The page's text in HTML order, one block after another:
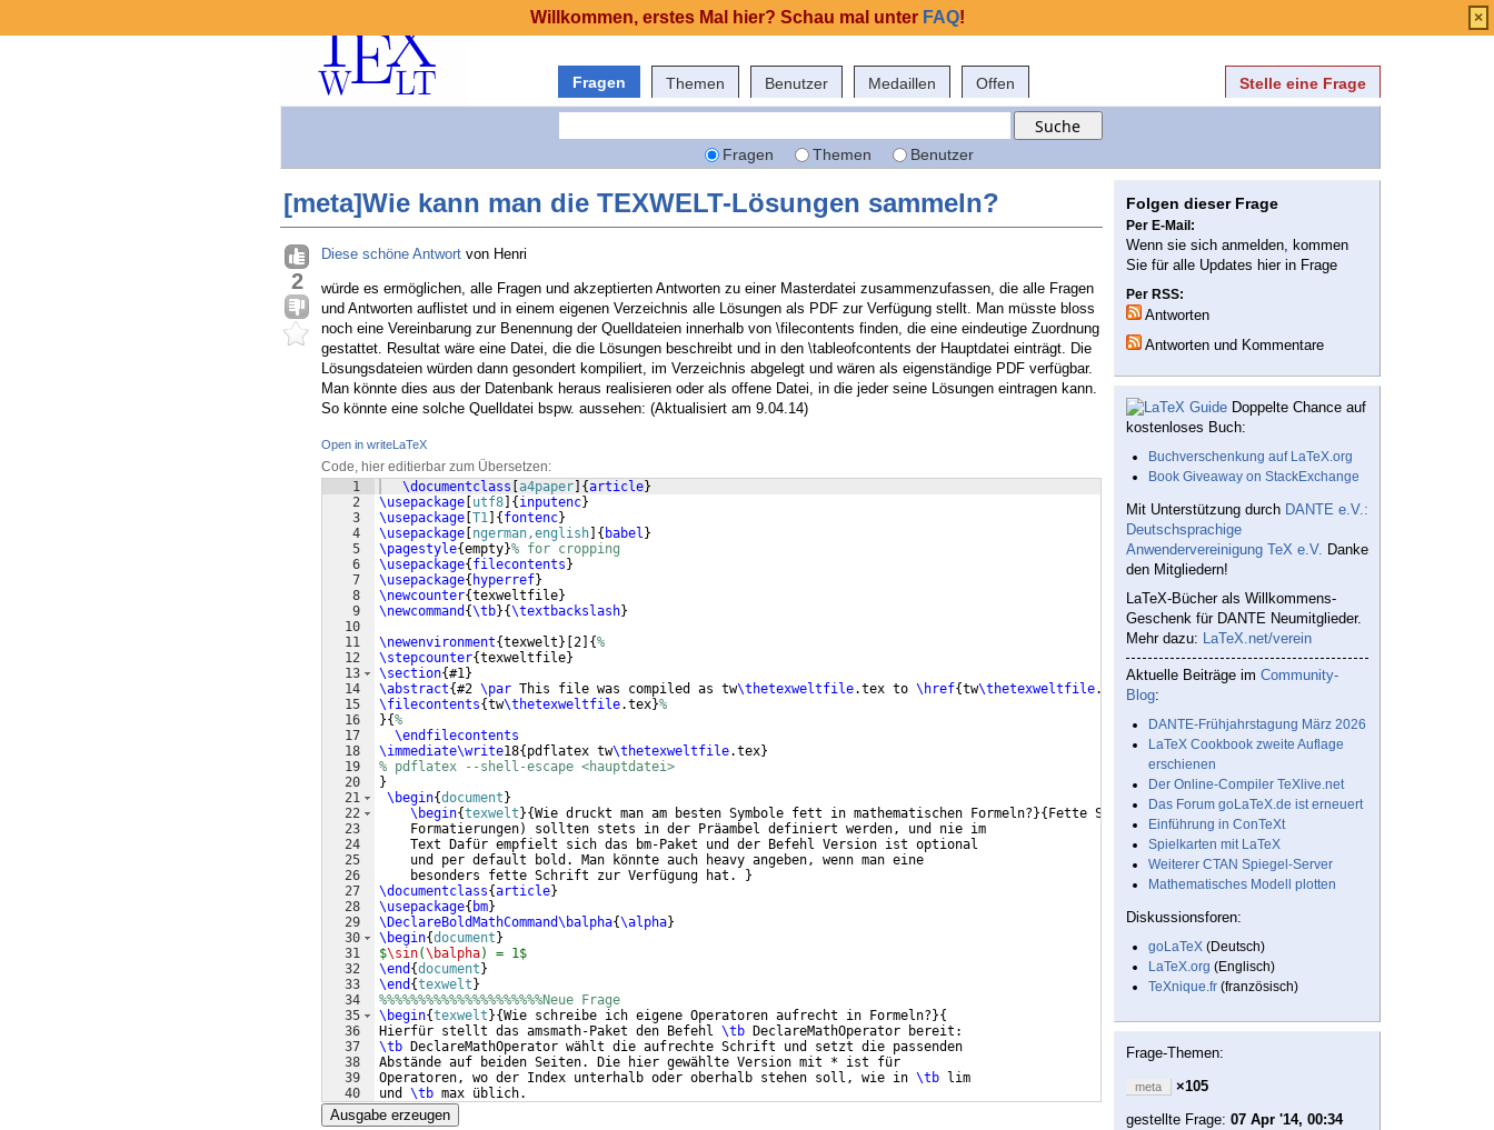
Fragen Themen Benutzer Medaillen Offen Stelle eine Frage
Fragen Themen Benutzer
[meta]Wie kann man die TEXWELT-Lösungen sammeln?
2
Diese schöne Antwort von Henri
würde es ermöglichen, alle Fragen und akzeptierten Antworten zu einer Masterdatei zusammenzufassen, die alle Fragen
und Antworten auflistet und in einem eigenen Verzeichnis alle Lösungen als PDF zur Verfügung stellt. Man müsste bloss
noch eine Vereinbarung zur Benennung der Quelldateien innerhalb von \filecontents finden, die eine eindeutige Zuordnung
gestattet. Resultat wäre eine Datei, die die Lösungen beschreibt und in den \tableofcontents der Hauptdatei einträgt. Die
Lösungsdateien würden dann gesondert kompiliert, im Verzeichnis abgelegt und wären als eigenständige PDF verfügbar.
Man könnte dies aus der Datenbank heraus realisieren oder als offene Datei, in die jeder seine Lösungen eintragen kann.
So könnte eine solche Quelldatei bspw. aussehen: (Aktualisiert am 9.04.14)
Open in writeLaTeX
Code, hier editierbar zum Übersetzen:
1
2
3
4
5
6
7
8
9
10
11
12
13
14
15
16
17
18
19
20
21
22
23
24
25
26
27
28
29
30
31
32
33
34
35
36
37
38
39
40
41
\documentclass a4paper {article}
\usepackage utf8 { inputenc}
\usepackage T1 { fontenc}
\usepackage ngerman,english { babel }
\pagestyle{empty}% for cropping
\usepackage{ filecontents }
\usepackage{ hyperref}
\newcounter{texweltfile}
\newcommand {\tb}{\textbackslash}
\newenvironment{texwelt } 2 {%
\stepcounter{texweltfile}
\section{#1}
\abstract{#2 \par This file was compiled as tw\thetexweltfile.tex to \href{tw\thetexweltfile.pdf }{tw\thetexweltfile
\filecontents{tw\thetexweltfile.tex}%
}{%
\endfilecontents
\immediate\write18{ pdflatex tw\thetexweltfile.tex}
% pdflatex --shell-escape <hauptdatei>
}
\begin{document }
\begin{texwelt }{Wie druckt man am besten Symbole fett in mathematischen Formeln? }{ Fette Symbole (und allgemein spezifische
    Formatierungen
)
sollten stets in der Präambel definiert werden, und nie im
    Text Dafür empfielt sich das bm-Paket und der Befehl Version ist optional
    und per default bold. Man könnte auch heavy angeben, wenn man eine
    besonders fette Schrift zur Verfügung hat.
}
\documentclass{article}
\usepackage{ bm}
\DeclareBoldMathCommand\balpha{\alpha}
\begin{document }
$\sin(\balpha) = 1$
\end {document }
\end {texwelt }
%%%%%%%%%%%%%%%%%%%%%Neue Frage
\begin{texwelt }{Wie schreibe ich eigene Operatoren aufrecht in Formeln? }{
Hierfür stellt das amsmath-Paket den Befehl \tb DeclareMathOperator bereit:
\tb DeclareMathOperator wählt die aufrechte Schrift und setzt die passenden
Abstände auf beiden Seiten. Die hier gewählte Version mit * ist für
Operatoren, wo der Index unterhalb oder oberhalb stehen soll, wie in \tb lim
und \tb max üblich.
}
Ausgabe erzeugen
Folgen dieser Frage
Per E-Mail:
Wenn sie sich anmelden, kommen
Sie für alle Updates hier in Frage
Per RSS:
Antworten
Antworten und Kommentare
Doppelte Chance auf
kostenloses Buch:
Buchverschenkung auf LaTeX.org
Book Giveaway on StackExchange
Mit Unterstützung durch DANTE e.V.:
Deutschsprachige
Anwendervereinigung TeX e.V. Danke
den Mitgliedern!
LaTeX-Bücher als Willkommens-
Geschenk für DANTE Neumitglieder.
Mehr dazu: LaTeX.net/verein
Aktuelle Beiträge im Community-
Blog:
DANTE-Frühjahrstagung März 2026
LaTeX Cookbook zweite Auflage
erschienen
Der Online-Compiler TeXlive.net
Das Forum goLaTeX.de ist erneuert
Einführung in ConTeXt
Spielkarten mit LaTeX
Weiterer CTAN Spiegel-Server
Mathematisches Modell plotten
Diskussionsforen:
goLaTeX (Deutsch)
LaTeX.org (Englisch)
TeXnique.fr (französisch)
Frage-Themen:
meta
×105
gestellte Frage: 07 Apr '14, 00:34
Willkommen, erstes Mal hier? Schau mal unter FAQ! ×